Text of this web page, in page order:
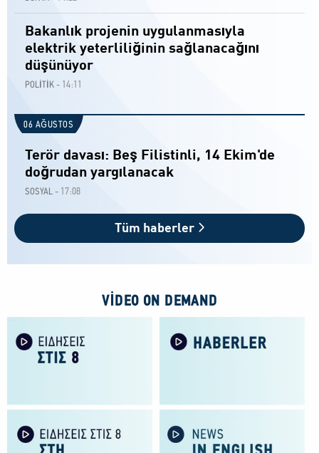
Bakanlık projenin uygulanmasıyla
elektrik yeterliliğinin sağlanacağını
düşünüyor
POLİTİK - 14:11
06 AĞUSTOS
Terör davası: Beş Filistinli, 14 Ekim'de
doğrudan yargılanacak
SOSYAL - 17:08
Tüm haberler
VIDEO ON DEMAND